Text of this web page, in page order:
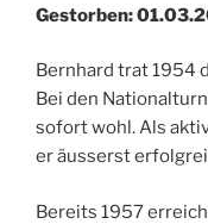
Gestorben:
Bernhard trat 1954
Bei den
sofort wohl. Als
er äusserst
Bereits 1957